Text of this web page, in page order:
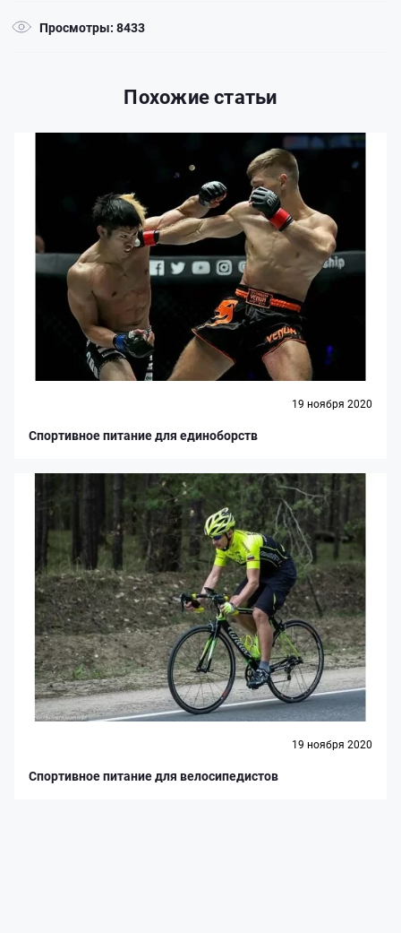
Просмотры: 8433
Похожие статьи
19 ноября 2020
Спортивное питание для единоборств
19 ноября 2020
Спортивное питание для велосипедистов